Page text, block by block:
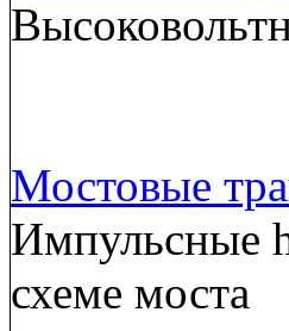
Мостовые
Импульсные
схеме моста